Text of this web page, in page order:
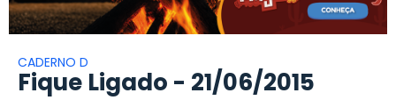
CADERNO D
Fique Ligado - 21/06/2015